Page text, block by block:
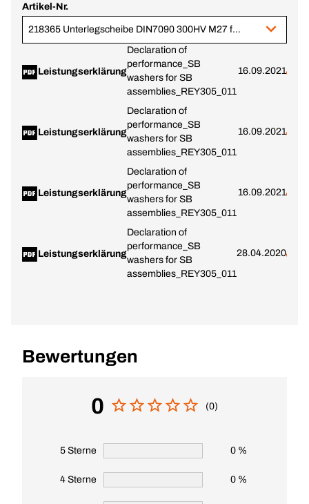
Artikel-Nr.
218365 Unterlegscheibe DIN7090 300HV M27 feuerverzinkt
Leistungserklärung
Declaration of
performance_SB
washers for SB
assemblies_REY305_011
16.09.2021
Leistungserklärung
Declaration of
performance_SB
washers for SB
assemblies_REY305_011
16.09.2021
Leistungserklärung
Declaration of
performance_SB
washers for SB
assemblies_REY305_011
16.09.2021
Leistungserklärung
Declaration of
performance_SB
washers for SB
assemblies_REY305_011
28.04.2020
Bewertungen
0 (0)
5 Sterne 0 %
4 Sterne 0 %